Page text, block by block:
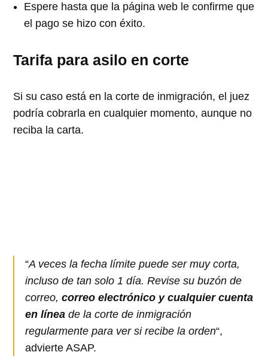
Espere hasta que la página web le confirme que
el pago se hizo con éxito.
Tarifa para asilo en corte
Si su caso está en la corte de inmigración, el juez
podría cobrarla en cualquier momento, aunque no
reciba la carta.
“A veces la fecha límite puede ser muy corta,
incluso de tan solo 1 día. Revise su buzón de
correo,correo electrónico y cualquier cuenta
en línea de la corte de inmigración
regularmente para ver si recibe la orden“,
advierte ASAP.